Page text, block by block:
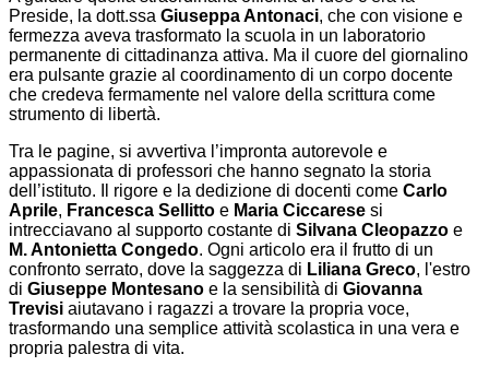
Preside, la dott.ssa Giuseppa Antonaci, che con visione e
fermezza aveva trasformato la scuola in un laboratorio
permanente di cittadinanza attiva. Ma il cuore del giornalino
era pulsante grazie al coordinamento di un corpo docente
che credeva fermamente nel valore della scrittura come
strumento di libertà.
Tra le pagine, si avvertiva l’impronta autorevole e
appassionata di professori che hanno segnato la storia
dell’istituto. Il rigore e la dedizione di docenti come Carlo
Aprile, Francesca Sellitto e Maria Ciccarese si
intrecciavano al supporto costante di Silvana Cleopazzo e
M. Antonietta Congedo. Ogni articolo era il frutto di un
confronto serrato, dove la saggezza di Liliana Greco, l'estro
di Giuseppe Montesano e la sensibilità di Giovanna
Trevisi aiutavano i ragazzi a trovare la propria voce,
trasformando una semplice attività scolastica in una vera e
propria palestra di vita.